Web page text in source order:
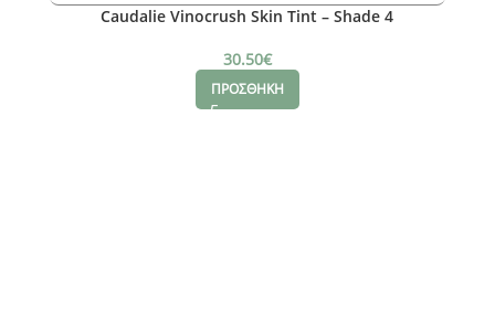
Caudalie Vinocrush Skin Tint – Shade 4
30.50€
ΠΡΟΣΘΗΚΗ